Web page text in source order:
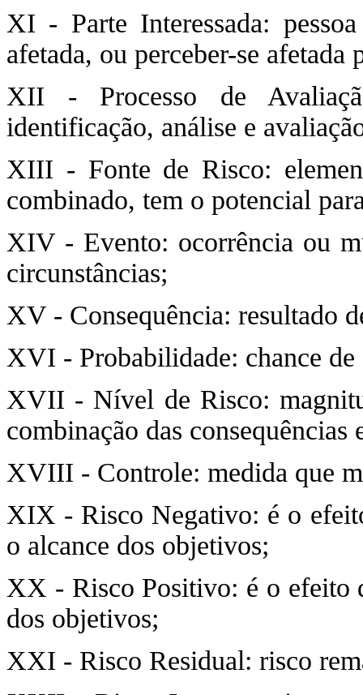
XI - Parte Interessada:
afetada, ou perceber-se
XII - Processo de
identificação, análise e
XIII - Fonte de Risco:
combinado, tem o potencial
XIV - Evento: ocorrência ou
circunstâncias;
XV - Consequência: resultado
XVI - Probabilidade: chance de
XVII - Nível de Risco:
combinação das consequências
XVIII - Controle: medida que
XIX - Risco Negativo: é o
o alcance dos objetivos;
XX - Risco Positivo: é o efeito
dos objetivos;
XXI - Risco Residual: risco